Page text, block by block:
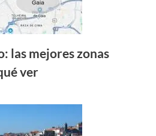
las mejores zonas
ver